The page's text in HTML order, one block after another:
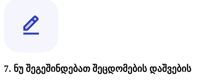
7. ნუ შეგეშინდებათ შეცდომების დაშვების